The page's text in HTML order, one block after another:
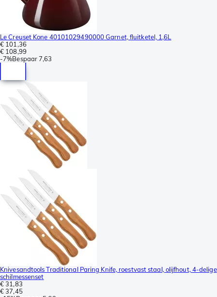
Le Creuset Kone 40101029490000 Garnet, fluitketel, 1,6L
€ 101,36
€ 108,99
-7%Bespaar7,63
Knivesandtools Traditional Paring Knife, roestvast staal, olijfhout, 4-delige
schilmessenset
€ 31,83
€ 37,45